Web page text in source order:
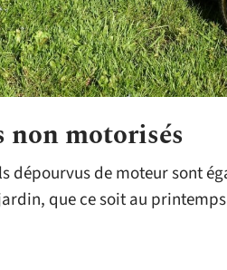
non motorisés
dépourvus de moteur sont
que ce soit au